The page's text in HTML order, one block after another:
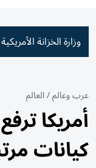
وزارة الخزانة الأمريكية
عرب وعالم/العالم
كيانات